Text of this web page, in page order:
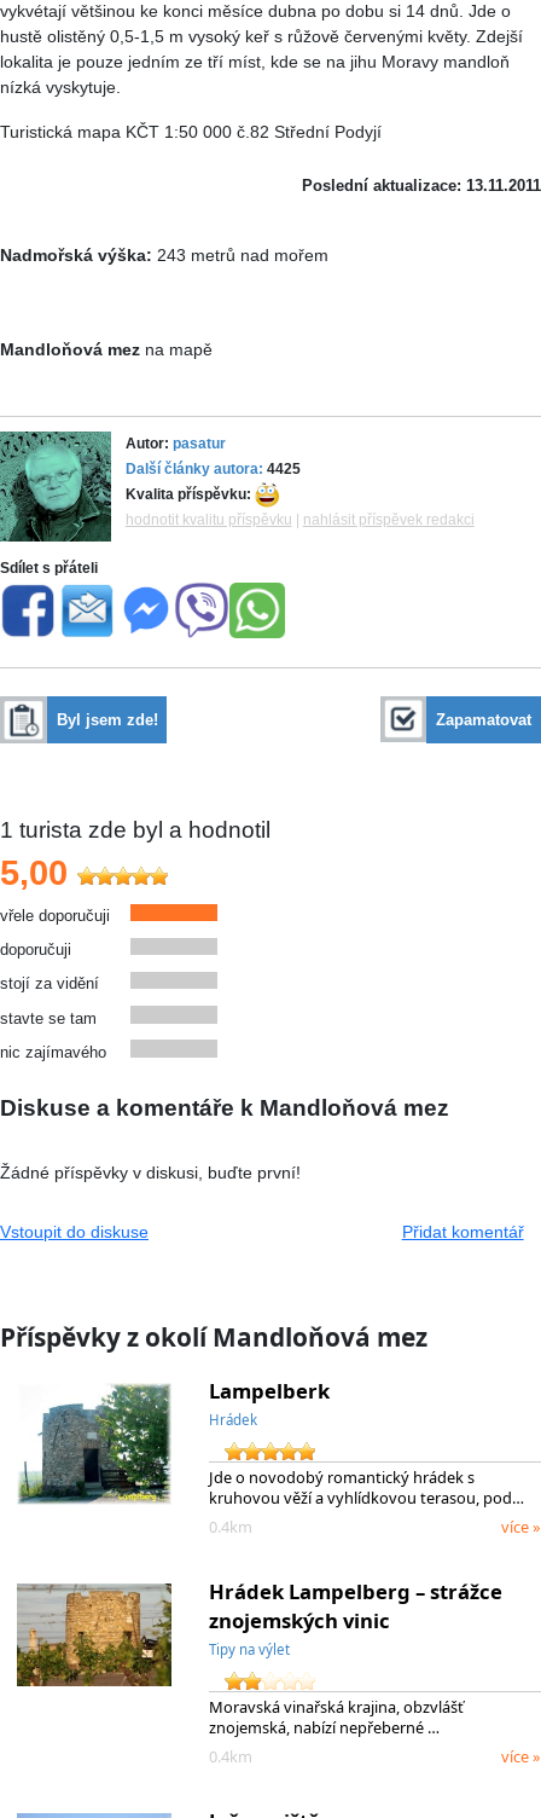
vykvétají většinou ke konci měsíce dubna po dobu si 14 dnů. Jde o
hustě olistěný 0,5-1,5 m vysoký keř s růžově červenými květy. Zdejší
lokalita je pouze jedním ze tří míst, kde se na jihu Moravy mandloň
nízká vyskytuje.
Turistická mapa KČT 1:50 000 č.82 Střední Podyjí
Poslední aktualizace: 13.11.2011
Nadmořská výška: 243 metrů nad mořem
Mandloňová mez na mapě
Autor: pasatur
Další články autora: 4425
Kvalita příspěvku:
hodnotit kvalitu příspěvku
nahlásit příspěvek redakci
Sdílet s přáteli
Byl jsem zde! Zapamatovat
1 turista zde byl a hodnotil
5,00
vřele doporučuji
doporučuji
stojí za vidění
stavte se tam
nic zajímavého
Diskuse a komentáře k Mandloňová mez
Žádné příspěvky v diskusi, buďte první!
Vstoupit do diskuse Přidat komentář
Příspěvky z okolí Mandloňová mez
Lampelberk
Hrádek
Jde o novodobý romantický hrádek s
kruhovou věží a vyhlídkovou terasou, pod…
0.4km
více »
Hrádek Lampelberg – strážce
znojemských vinic
Tipy na výlet
Moravská vinařská krajina, obzvlášť
znojemská, nabízí nepřeberné …
0.4km
více »